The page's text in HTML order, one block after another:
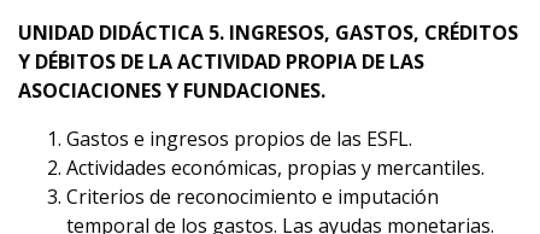
UNIDAD DIDÁCTICA 5. INGRESOS, GASTOS, CRÉDITOS
Y DÉBITOS DE LA ACTIVIDAD PROPIA DE LAS
ASOCIACIONES Y FUNDACIONES.
Gastos e ingresos propios de las ESFL.
Actividades económicas, propias y mercantiles.
Criterios de reconocimiento e imputación
temporal de los gastos. Las ayudas monetarias.